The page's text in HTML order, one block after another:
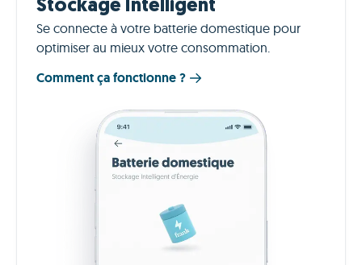
Stockage Intelligent
Se connecte à votre batterie domestique pour
optimiser au mieux votre consommation.
Comment ça fonctionne ?